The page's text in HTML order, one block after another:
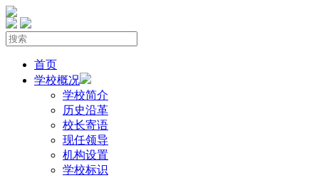
首页
学校概况
学校简介
历史沿革
校长寄语
现任领导
机构设置
学校标识